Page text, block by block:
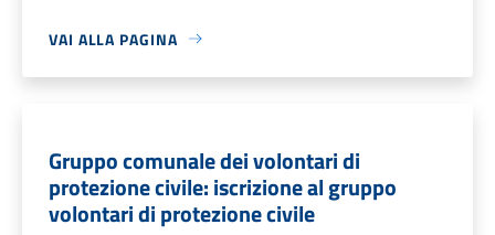
VAI ALLA PAGINA
Gruppo comunale dei volontari di
protezione civile: iscrizione al gruppo
volontari di protezione civile